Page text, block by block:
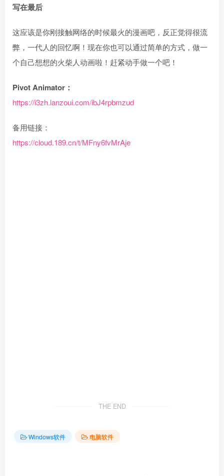
写在最后
这应该是你刚接触网络的时候最火的漫画吧，反正觉得很流
弊，一代人的回忆啊！现在你也可以通过简单的方式，做一
个自己想想的火柴人动画啦！赶紧动手做一个吧！
Pivot Animator：
https://i3zh.lanzoui.com/ibJ4rpbmzud
备用链接：
https://cloud.189.cn/t/MFny6fvMrAje
THE END
Windows软件 电脑软件